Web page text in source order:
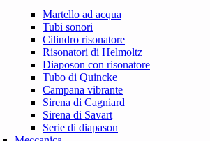
Martello ad acqua
Tubi sonori
Cilindro risonatore
Risonatori di Helmoltz
Diaposon con risonatore
Tubo di Quincke
Campana vibrante
Sirena di Cagniard
Sirena di Savart
Serie di diapason